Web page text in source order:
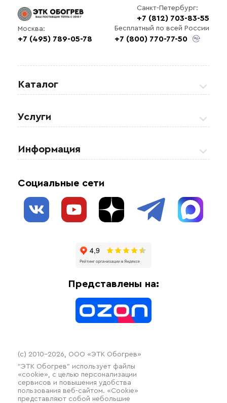
Санкт-Петербург:
+7 (812) 703-83-55
Москва:
+7 (495) 789-05-78
Бесплатный по всей России
+7 (800) 770-77-50
Каталог
Регулирующая аппаратура
Взрывозащищенное оборудование
Системы защиты от протечки
Отопительное оборудование
Услуги
Обогрев резервуаров
Обогрев трубопроводов
Информация
Блог
Социальные сети
Представлены на:
(c) 2010–2026, ООО «ЭТК Обогрев»
“ЭТК Обогрев” использует файлы
«cookie», с целью персонализации
сервисов и повышения удобства
пользования веб-сайтом. «Cookie»
представляют собой небольшие